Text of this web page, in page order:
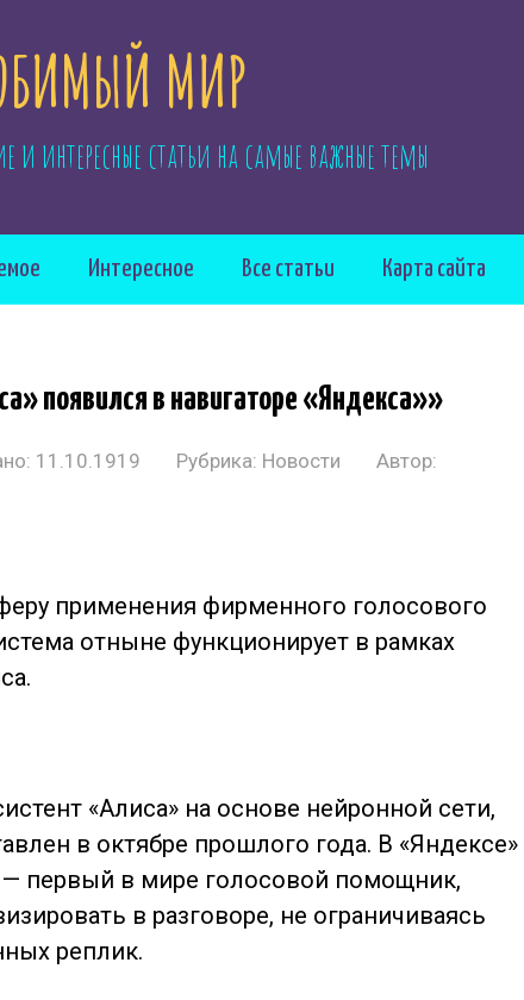
МИР
и интересные статьи на самые важные темы
Интересное Все статьи Карта сайта
появился в навигаторе «Яндекса»»
11.10.1919 Рубрика: Новости
Автор:
применения фирменного голосового
отныне функционирует в рамках
«Алиса» на основе нейронной сети,
в октябре прошлого года. В «Яндексе»
— первый в мире голосовой помощник,
в разговоре, не ограничиваясь
реплик.